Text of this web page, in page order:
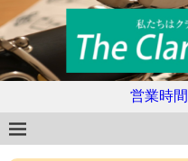
営業時間